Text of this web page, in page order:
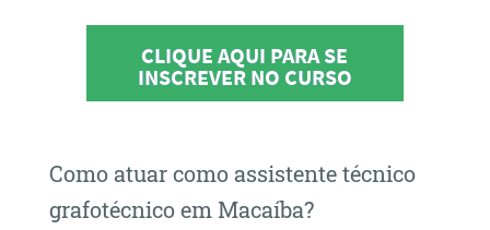
CLIQUE AQUI PARA SE
INSCREVER NO CURSO
Como atuar como assistente técnico
grafotécnico em Macaíba?